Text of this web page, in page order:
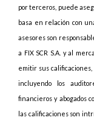
por terceros, puede
basa en relación con
asesores son
a FIX SCR S.A. y al
emitir sus calificaciones,
incluyendo los
financieros y abogados
las calificaciones son